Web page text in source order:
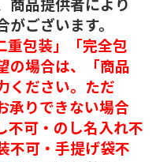
ございます。
重包装」「完全包
の場合は、「商品
ください。ただ
承りできない場合
不可・のし名入れ不
不可・手提げ袋不